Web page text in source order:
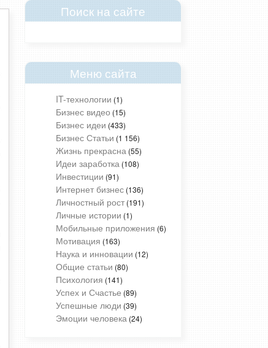
Поиск на сайте
Меню сайта
IT-технологии (1)
Бизнес видео (15)
Бизнес идеи (433)
Бизнес Статьи (1 156)
Жизнь прекрасна (55)
Идеи заработка (108)
Инвестиции (91)
Интернет бизнес (136)
Личностный рост (191)
Личные истории (1)
Мобильные приложения (6)
Мотивация (163)
Наука и инновации (12)
Общие статьи (80)
Психология (141)
Успех и Счастье (89)
Успешные люди (39)
Эмоции человека (24)